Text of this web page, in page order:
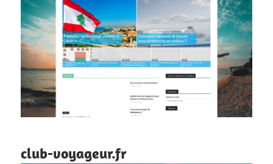
club-voyageur.fr